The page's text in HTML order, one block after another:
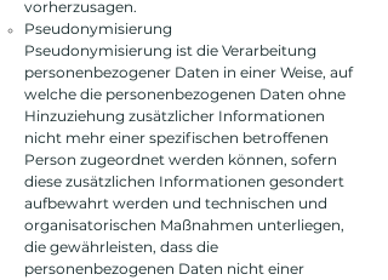
vorherzusagen.
Pseudonymisierung
Pseudonymisierung ist die Verarbeitung
personenbezogener Daten in einer Weise, auf
welche die personenbezogenen Daten ohne
Hinzuziehung zusätzlicher Informationen
nicht mehr einer spezifischen betroffenen
Person zugeordnet werden können, sofern
diese zusätzlichen Informationen gesondert
aufbewahrt werden und technischen und
organisatorischen Maßnahmen unterliegen,
die gewährleisten, dass die
personenbezogenen Daten nicht einer